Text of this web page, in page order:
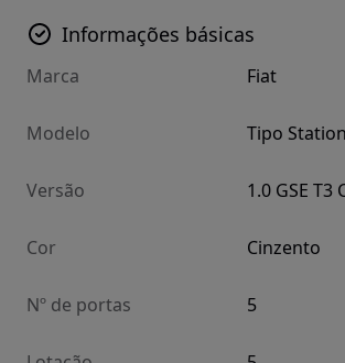
Informações básicas
Marca Fiat
Modelo Tipo
Versão 1.0 GSE T3
Cor Cinzento
Nº de portas 5